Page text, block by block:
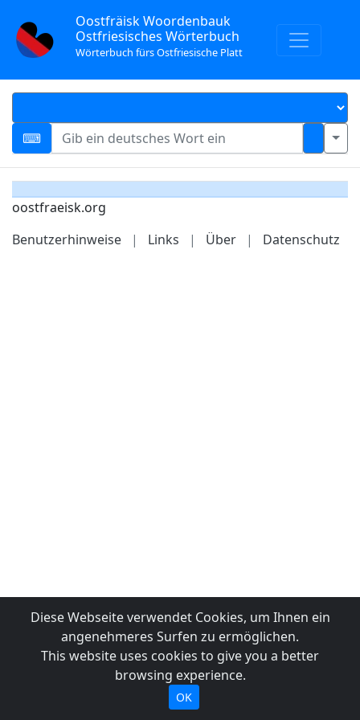
Oostfräisk Woordenbauk
Ostfriesisches Wörterbuch
Wörterbuch fürs Ostfriesische Platt
oostfraeisk.org
Benutzerhinweise
| Links | Über | Datenschutz
Diese Webseite verwendet Cookies, um Ihnen ein
angenehmeres Surfen zu ermöglichen.
This website uses cookies to give you a better
browsing experience.
OK